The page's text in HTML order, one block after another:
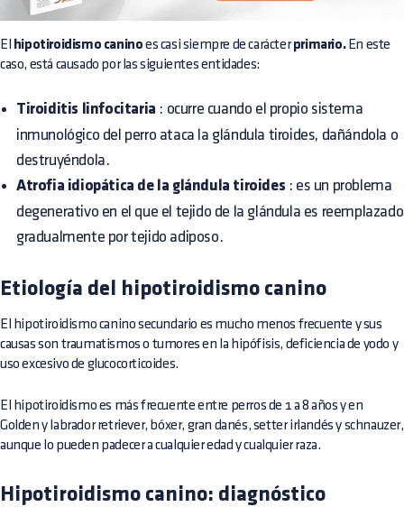
El hipotiroidismo canino es casi siempre de carácterprimario.En este
caso, está causado por las siguientes entidades:
Tiroiditis linfocitaria : ocurre cuando el propio sistema
inmunológico del perro ataca la glándula tiroides, dañándola o
destruyéndola.
Atrofia idiopática de la glándula tiroides : es un problema
degenerativo en el que el tejido de la glándula es reemplazado
gradualmente por tejido adiposo.
Etiología del hipotiroidismo canino
El hipotiroidismo canino secundario es mucho menos frecuente y sus
causas son traumatismos o tumores en la hipófisis, deficiencia de yodo y
uso excesivo de glucocorticoides.
El hipotiroidismo es más frecuente entre perros de 1 a 8 años y en
Golden y labrador retriever, bóxer, gran danés, setter irlandés y schnauzer,
aunque lo pueden padecer a cualquier edad y cualquier raza.
Hipotiroidismo canino: diagnóstico